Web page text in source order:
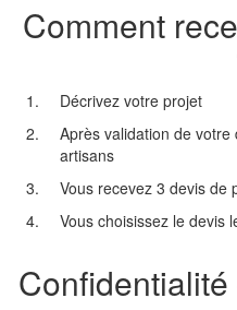
Comment
Décrivez votre projet
Après validation de
artisans
Vous recevez 3 devis de
Vous choisissez le devis